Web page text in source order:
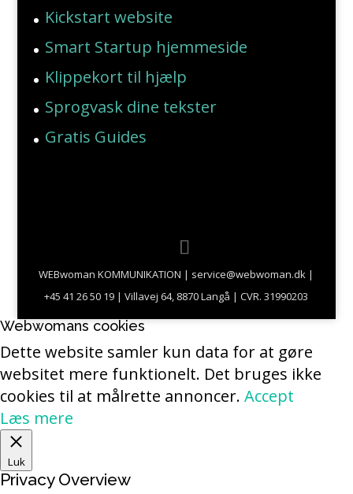
Kickstart website
Smart Startup hjemmeside
Klippekort til hjælp
Sprogvask dine tekster
Gratis Guides
WEBwoman KOMMUNIKATION | service@webwoman.dk |
+45 41 26 50 19 | Villavej 64, 8870 Langå | CVR. 31990203
Webwomans cookies
Dette website samler kun data for at gøre
websitet mere funktionelt. Det bruges ikke
cookies til at målrette annoncer. Accept
Læs mere
Luk
Privacy Overview